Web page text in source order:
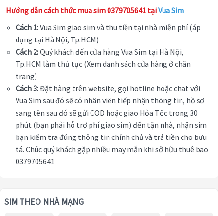
Hướng dẫn cách thức mua sim 0379705641 tạiVua Sim
Cách 1:Vua Sim giao sim và thu tiền tại nhà miễn phí (áp
dụng tại Hà Nội, Tp.HCM)
Cách 2:Quý khách đến cửa hàng Vua Sim tại Hà Nội,
Tp.HCM làm thủ tục (Xem danh sách cửa hàng ở chân
trang)
Cách 3:Đặt hàng trên website, gọi hotline hoặc chat với
Vua Sim sau đó sẽ có nhân viên tiếp nhận thông tin, hồ sơ
sang tên sau đó sẽ gửi COD hoặc giao Hỏa Tốc trong 30
phút (bạn phải hỗ trợ phí giao sim) đến tận nhà, nhận sim
bạn kiểm tra đúng thông tin chính chủ và trả tiền cho bưu
tá. Chúc quý khách gặp nhiều may mắn khi sở hữu thuê bao
0379705641
SIM THEO NHÀ MẠNG